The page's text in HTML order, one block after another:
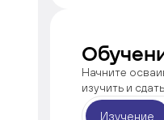
Начните
изучить и
Изучение